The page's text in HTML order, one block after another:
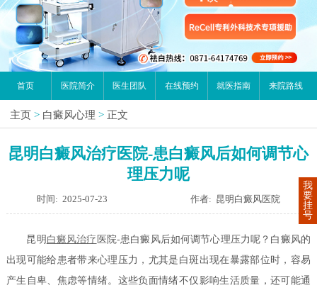
首页 医院简介 医生团队 在线预约 就医指南 来院路线
主页 > 白癜风心理 > 正文
昆明白癜风治疗医院-患白癜风后如何调节心
理压力呢
时间: 2025-07-23 作者: 昆明白癜风医院
昆明 白癜风治疗 医院-患白癜风后如何调节心理压力呢？白癜风的
出现可能给患者带来心理压力，尤其是白斑出现在暴露部位时，容易
产生自卑、焦虑等情绪。这些负面情绪不仅影响生活质量，还可能通
我
要
挂
号